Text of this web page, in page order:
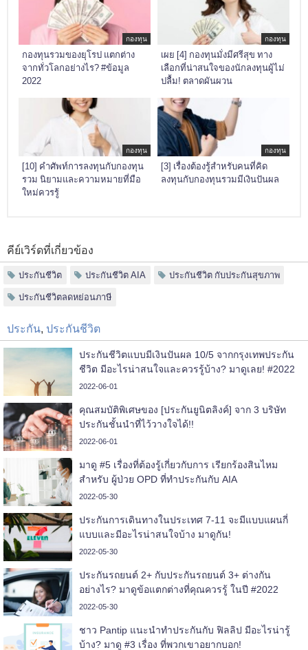
กองทุน
กองทุนรวมของยุโรป แตกต่าง
จากทั่วโลกอย่างไร? #ข้อมูล
2022
กองทุน
เผย [4] กองทุนมั่งมีศรีสุข ทาง
เลือกที่น่าสนใจของนักลงทุนผู้ไม่
ปลื้ม! ตลาดผันผวน
กองทุน
[10] คำศัพท์การลงทุนกับกองทุน
รวม นิยามและความหมายที่มือ
ใหม่ควรรู้
กองทุน
[3] เรื่องต้องรู้สำหรับคนที่คิด
ลงทุนกับกองทุนรวมมีเงินปันผล
คีย์เวิร์ดที่เกี่ยวข้อง
ประกันชีวิต ประกันชีวิต AIA ประกันชีวิต กับประกันสุขภาพ
ประกันชีวิตลดหย่อนภาษี
ประกัน ประกันชีวิต
ประกันชีวิตแบบมีเงินปันผล 10/5 จากกรุงเทพประกัน
ชีวิต มีอะไรน่าสนใจและควรรู้บ้าง? มาดูเลย! #2022
2022-06-01
คุณสมบัติพิเศษของ [ประกันยูนิตลิงค์] จาก 3 บริษัท
ประกันชั้นนำที่ไว้วางใจได้!!
2022-06-01
มาดู #5 เรื่องที่ต้องรู้เกี่ยวกับการ เรียกร้องสินไหม
สำหรับ ผู้ป่วย OPD ที่ทำประกันกับ AIA
2022-05-30
ประกันการเดินทางในประเทศ 7-11 จะมีแบบแผนกี่
แบบและมีอะไรน่าสนใจบ้าง มาดูกัน!
2022-05-30
ประกันรถยนต์ 2+ กับประกันรถยนต์ 3+ ต่างกัน
อย่างไร? มาดูข้อแตกต่างที่คุณควรรู้ ในปี #2022
2022-05-30
ชาว Pantip แนะนำทำประกันกับ ฟิลลิป มีอะไรน่ารู้
บ้าง? มาดู #3 เรื่อง ที่พวกเขาอยากบอก!